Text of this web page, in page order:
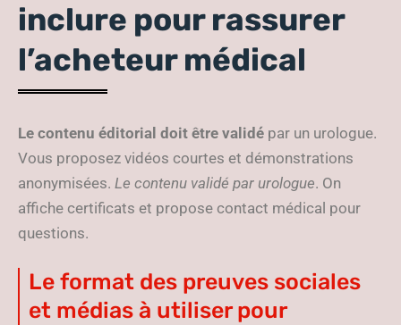
inclure pour rassurer
l’acheteur médical
Le contenu éditorial doit être validé par un urologue.
Vous proposez vidéos courtes et démonstrations
anonymisées. Le contenu validé par urologue. On
affiche certificats et propose contact médical pour
questions.
Le format des preuves sociales
et médias à utiliser pour